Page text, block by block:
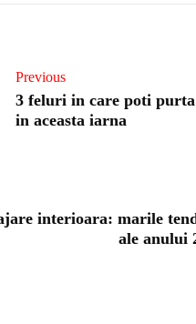
Previous
3 feluri in care poti
in aceasta iarna
interioara: marile
ale anului